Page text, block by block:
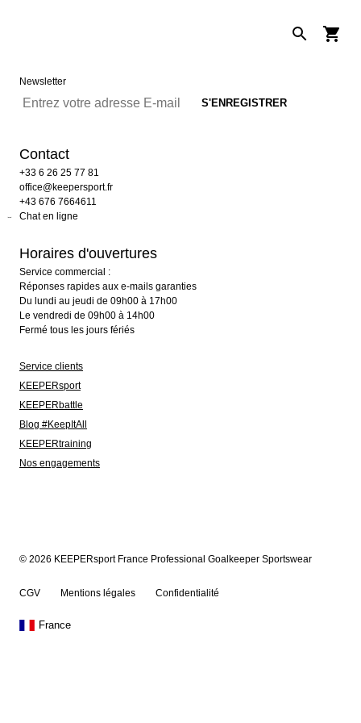
Newsletter
Contact
+33 6 26 25 77 81
office@keepersport.fr
+43 676 7664611
Chat en ligne
Horaires d'ouvertures
Service commercial :
Réponses rapides aux e-mails garanties
Du lundi au jeudi de 09h00 à 17h00
Le vendredi de 09h00 à 14h00
Fermé tous les jours fériés
Service clients
KEEPERsport
KEEPERbattle
Blog #KeepItAll
KEEPERtraining
Nos engagements
© 2026 KEEPERsport France Professional Goalkeeper Sportswear
CGV Mentions légales Confidentialité
France